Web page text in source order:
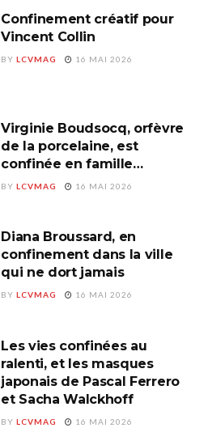
Confinement créatif pour
Vincent Collin
BY LCVMAG 16 MAI 2026
Virginie Boudsocq, orfèvre
de la porcelaine, est
confinée en famille…
BY LCVMAG 16 MAI 2026
Diana Broussard, en
confinement dans la ville
qui ne dort jamais
BY LCVMAG 16 MAI 2026
Les vies confinées au
ralenti, et les masques
japonais de Pascal Ferrero
et Sacha Walckhoff
BY LCVMAG 16 MAI 2026